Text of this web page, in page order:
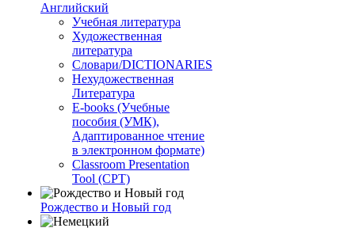
Английский
Учебная литература
Художественная
литература
Словари/DICTIONARIES
Нехудожественная
Литература
E-books (Учебные
пособия (УМК),
Адаптированное чтение
в электронном формате)
Classroom Presentation
Tool (CPT)
Рождество и Новый год